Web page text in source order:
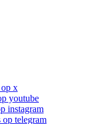
x
youtube
instagram
op telegram